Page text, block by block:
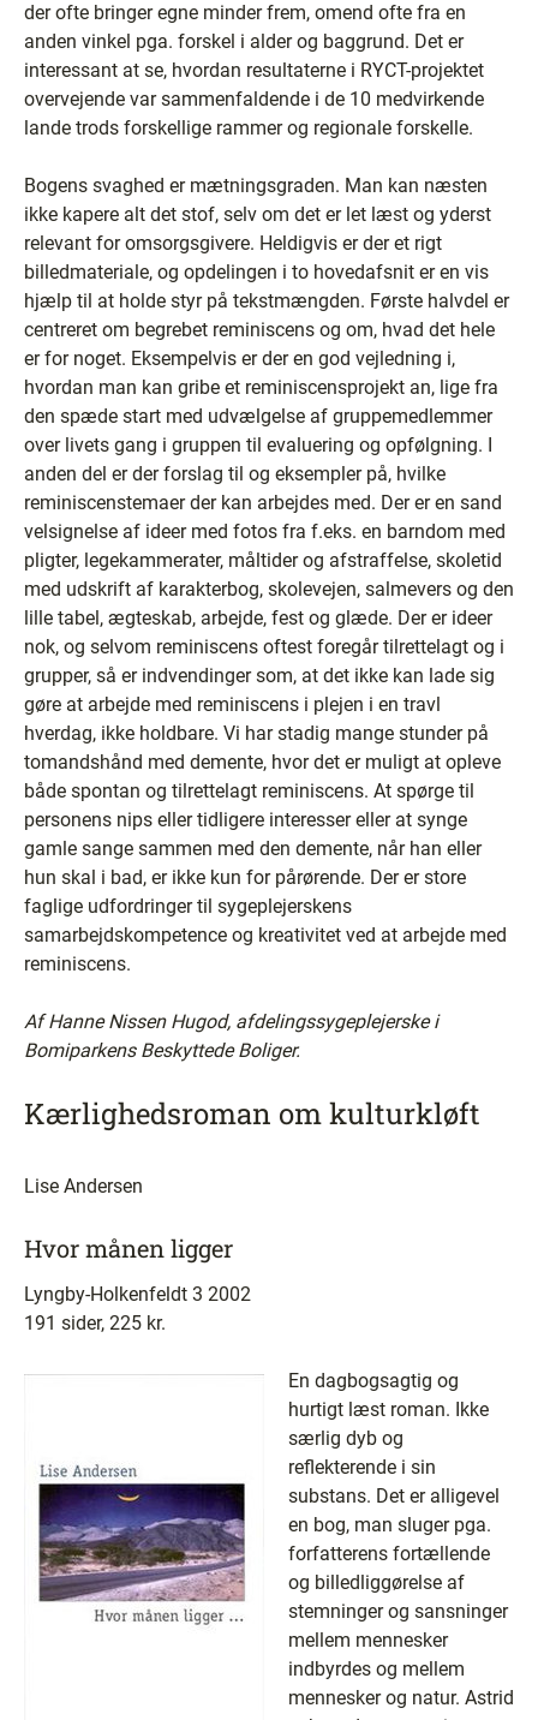
der ofte bringer egne minder frem, omend ofte fra en
anden vinkel pga. forskel i alder og baggrund. Det er
interessant at se, hvordan resultaterne i RYCT-projektet
overvejende var sammenfaldende i de 10 medvirkende
lande trods forskellige rammer og regionale forskelle.
Bogens svaghed er mætningsgraden. Man kan næsten
ikke kapere alt det stof, selv om det er let læst og yderst
relevant for omsorgsgivere. Heldigvis er der et rigt
billedmateriale, og opdelingen i to hovedafsnit er en vis
hjælp til at holde styr på tekstmængden. Første halvdel er
centreret om begrebet reminiscens og om, hvad det hele
er for noget. Eksempelvis er der en god vejledning i,
hvordan man kan gribe et reminiscensprojekt an, lige fra
den spæde start med udvælgelse af gruppemedlemmer
over livets gang i gruppen til evaluering og opfølgning. I
anden del er der forslag til og eksempler på, hvilke
reminiscenstemaer der kan arbejdes med. Der er en sand
velsignelse af ideer med fotos fra f.eks. en barndom med
pligter, legekammerater, måltider og afstraffelse, skoletid
med udskrift af karakterbog, skolevejen, salmevers og den
lille tabel, ægteskab, arbejde, fest og glæde. Der er ideer
nok, og selvom reminiscens oftest foregår tilrettelagt og i
grupper, så er indvendinger som, at det ikke kan lade sig
gøre at arbejde med reminiscens i plejen i en travl
hverdag, ikke holdbare. Vi har stadig mange stunder på
tomandshånd med demente, hvor det er muligt at opleve
både spontan og tilrettelagt reminiscens. At spørge til
personens nips eller tidligere interesser eller at synge
gamle sange sammen med den demente, når han eller
hun skal i bad, er ikke kun for pårørende. Der er store
faglige udfordringer til sygeplejerskens
samarbejdskompetence og kreativitet ved at arbejde med
reminiscens.
Af Hanne Nissen Hugod, afdelingssygeplejerske i
Bomiparkens Beskyttede Boliger.
Kærlighedsroman om kulturkløft
Lise Andersen
Hvor månen ligger
Lyngby-Holkenfeldt 3 2002
191 sider, 225 kr.
En dagbogsagtig og
hurtigt læst roman. Ikke
særlig dyb og
reflekterende i sin
substans. Det er alligevel
en bog, man sluger pga.
forfatterens fortællende
og billedliggørelse af
stemninger og sansninger
mellem mennesker
indbyrdes og mellem
mennesker og natur. Astrid